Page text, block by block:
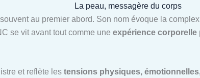
La peau, messagère du corps
au premier abord. Son nom évoque la
se vit avant tout comme une expérience corporelle
et reflète les tensions physiques,